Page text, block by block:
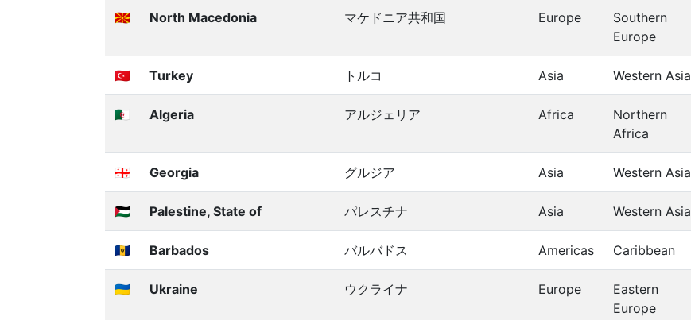
🇲🇰 North Macedonia マケドニア共和国 Europe
Southern
Europe
🇹🇷 Turkey トルコ Asia Western Asia
🇩🇿 Algeria アルジェリア Africa
Northern
Africa
🇬🇪 Georgia グルジア Asia Western Asia
🇵🇸 Palestine, State of パレスチナ Asia Western Asia
🇧🇧 Barbados バルバドス Americas Caribbean
🇺🇦 Ukraine ウクライナ Europe
Eastern
Europe